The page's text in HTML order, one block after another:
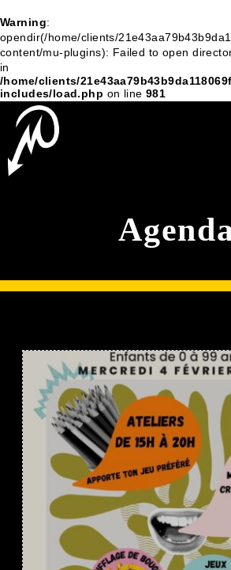
Warning:
opendir(/home/clients/
content/mu-plugins): Failed to open
in
/home/clients/
includes/load.php on line 981